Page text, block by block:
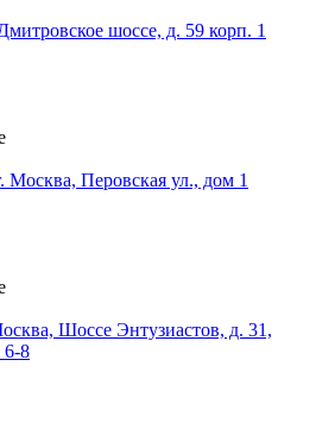
шоссе, д. 59 корп. 1
Перовская ул., дом 1
Шоссе Энтузиастов, д. 31,
6-8